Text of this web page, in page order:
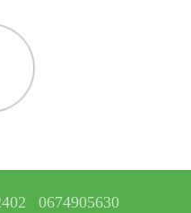
0674905630